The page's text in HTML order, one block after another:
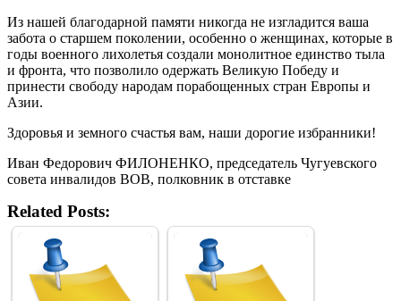
Из нашей благодарной памяти никогда не изгладится ваша
забота о старшем поколении, особенно о женщинах, которые в
годы военного лихолетья создали монолитное единство тыла
и фронта, что позволило одержать Великую Победу и
принести свободу народам порабощенных стран Европы и
Азии.
Здоровья и земного счастья вам, наши дорогие избранники!
Иван Федорович ФИЛОНЕНКО, председатель Чугуевского
совета инвалидов ВОВ, полковник в отставке
Related Posts: